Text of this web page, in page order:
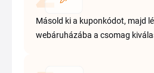
Másold ki a kuponkódot, majd
webáruházába a csomag